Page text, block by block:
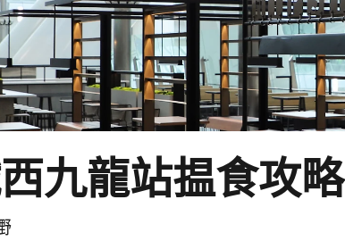
九龍站揾食攻略